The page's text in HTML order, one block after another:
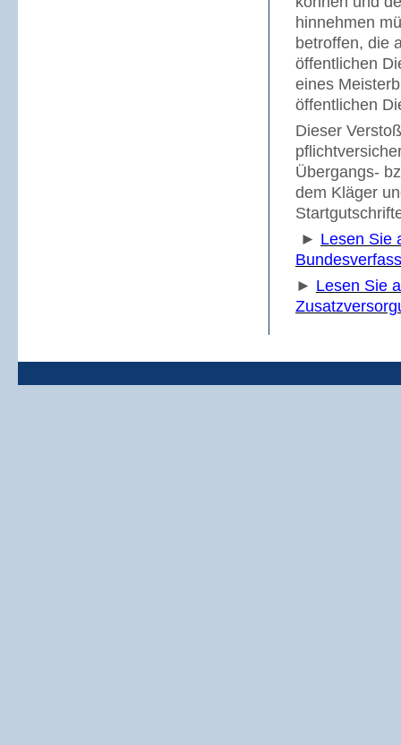
hinnehmen
betroffen, die
öffentlichen
eines
öffentlichen
Dieser
Übergangs-
dem Kläger
► Lesen Sie
► Lesen Sie